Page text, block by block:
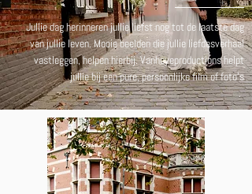
Jullie dag herinneren jullie liefst nog tot de laatste dag
van jullie leven. Mooie beelden die jullie liefdesverhaal
vastleggen, helpen hierbij. Vanhoyeproductions helpt
jullie bij een pure, persoonlijke film of foto's
.